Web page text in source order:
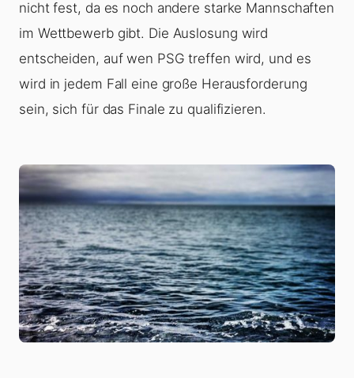
nicht fest, da es noch andere starke Mannschaften
im Wettbewerb gibt. Die Auslosung wird
entscheiden, auf wen PSG treffen wird, und es
wird in jedem Fall eine große Herausforderung
sein, sich für das Finale zu qualifizieren.